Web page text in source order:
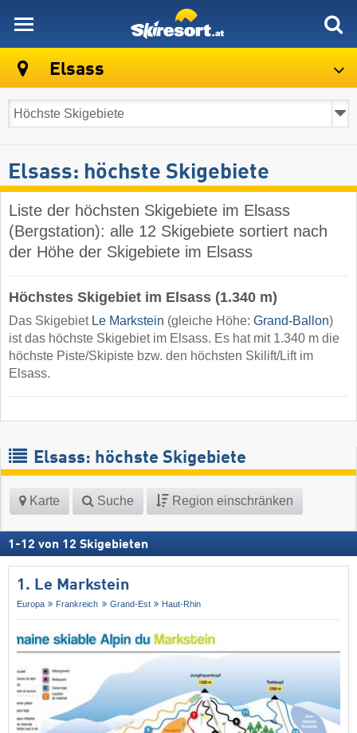
Elsass
Elsass: höchste Skigebiete
Liste der höchsten Skigebiete im Elsass
(Bergstation): alle 12 Skigebiete sortiert nach
der Höhe der Skigebiete im Elsass
Höchstes Skigebiet im Elsass (1.340 m)
Das Skigebiet Le Markstein (gleiche Höhe: Grand-Ballon)
ist das höchste Skigebiet im Elsass. Es hat mit 1.340 m die
höchste Piste/Skipiste bzw. den höchsten Skilift/Lift im
Elsass.
Elsass: höchste Skigebiete
Karte Suche Region einschränken
1 -12 von 12 Skigebieten
1. Le Markstein
Europa Frankreich Grand-Est Haut-Rhin